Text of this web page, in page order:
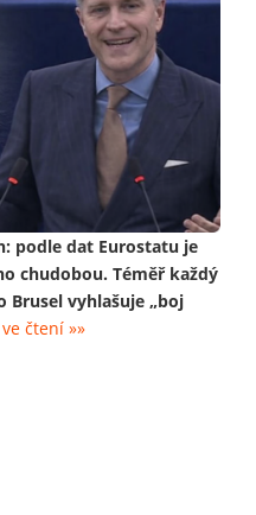
podle dat Eurostatu je
chudobou. Téměř každý
Brusel vyhlašuje „boj
čtení »»